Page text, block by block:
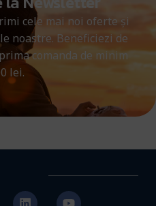
cele mai noi oferte și
noastre. Beneficiezi de
comanda de minim
lei.